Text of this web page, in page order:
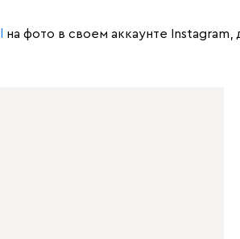
на фото в своем аккаунте Instagram,